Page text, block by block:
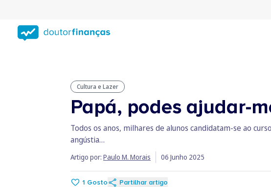
conteúdo
principal
Cultura e Lazer
Papá, podes ajudar-
Todos os anos, milhares de alunos candidatam-se ao
angústia…
Artigo por: Paulo M. Morais 06 Junho 2025
1 Gosto Partilhar artigo